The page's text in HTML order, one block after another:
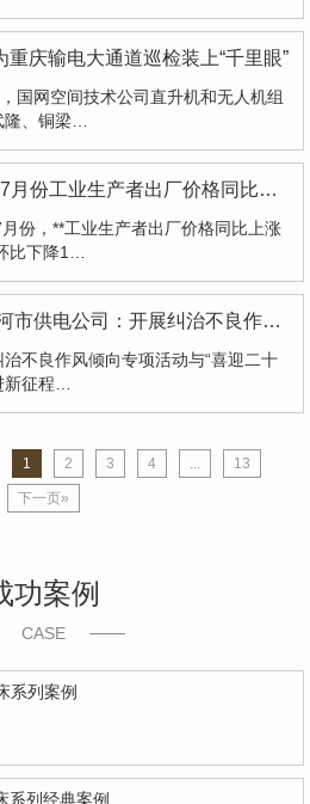
重庆输电大通道巡检装上“千里眼”
国网空间技术公司直升机和无人机组
、铜梁…
2022年7月份工业生产者出厂价格同比上涨4.2% 环比下降1.3%
份，**工业生产者出厂价格同比上涨
比下降1…
国网根河市供电公司：开展纠治不良作风倾向专项活动
治不良作风倾向专项活动与“喜迎二十
新征程…
1 2 3 4 ... 13
下一页»
功案例
CASE
系列案例
系列经典案例